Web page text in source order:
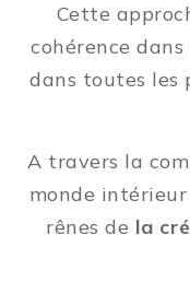
Cette
cohérence
dans toutes
A travers la
monde
rênes de la